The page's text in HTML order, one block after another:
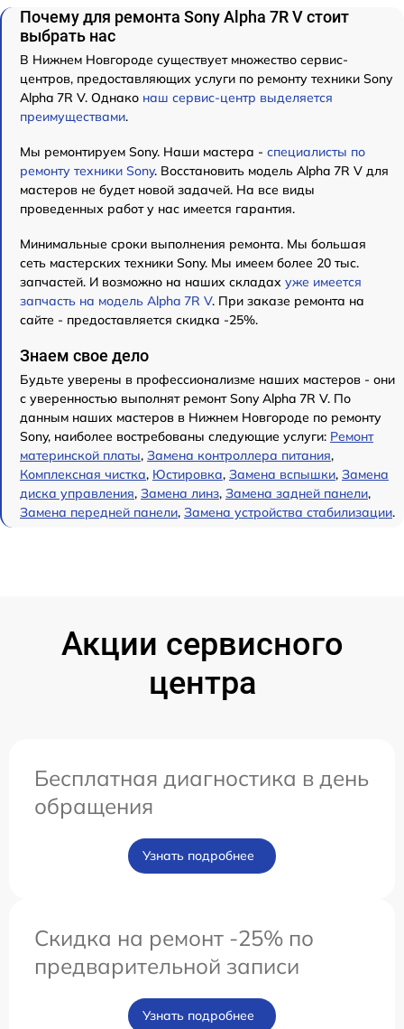
Почему для ремонта Sony Alpha 7R V стоит
выбрать нас
В Нижнем Новгороде существует множество сервис-
центров, предоставляющих услуги по ремонту техники Sony
Alpha 7R V. Однако наш сервис-центр выделяется
преимуществами.
Мы ремонтируем Sony. Наши мастера - специалисты по
ремонту техники Sony. Восстановить модель Alpha 7R V для
мастеров не будет новой задачей. На все виды
проведенных работ у нас имеется гарантия.
Минимальные сроки выполнения ремонта. Мы большая
сеть мастерских техники Sony. Мы имеем более 20 тыс.
запчастей. И возможно на наших складах уже имеется
запчасть на модель Alpha 7R V. При заказе ремонта на
сайте - предоставляется скидка -25%.
Знаем свое дело
Будьте уверены в профессионализме наших мастеров - они
с уверенностью выполнят ремонт Sony Alpha 7R V. По
данным наших мастеров в Нижнем Новгороде по ремонту
Sony, наиболее востребованы следующие услуги: Ремонт
материнской платы, Замена контроллера питания,
Комплексная чистка, Юстировка, Замена вспышки, Замена
диска управления, Замена линз, Замена задней панели,
Замена передней панели, Замена устройства стабилизации.
Акции сервисного
центра
Бесплатная диагностика в день
обращения
Узнать подробнее
Скидка на ремонт -25% по
предварительной записи
Узнать подробнее